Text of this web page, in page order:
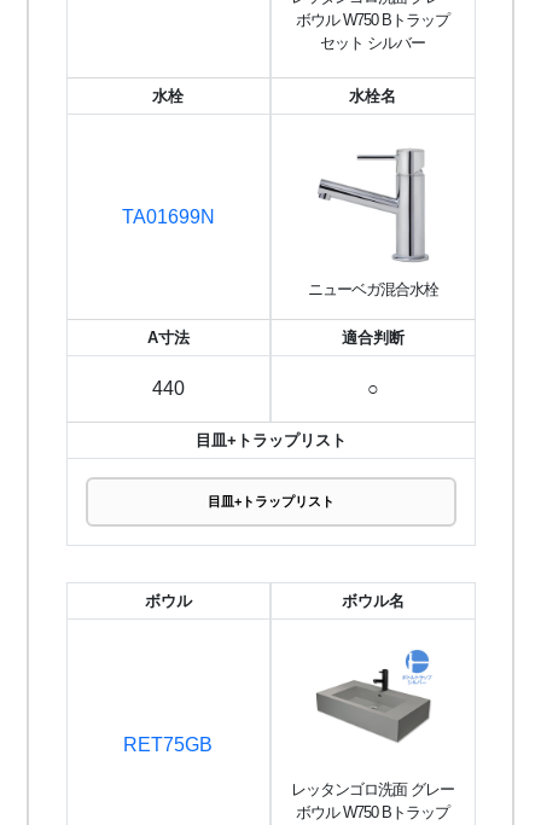
ボウル W750 Bトラップ
セット シルバー
水栓
TA01699N
水栓名
ニューベガ混合水栓
A寸法
440
適合判断
○
目皿+トラップリスト
目皿+トラップリスト
ボウル
RET75GB
ボウル名
レッタンゴロ洗面 グレー
ボウル W750 Bトラップ